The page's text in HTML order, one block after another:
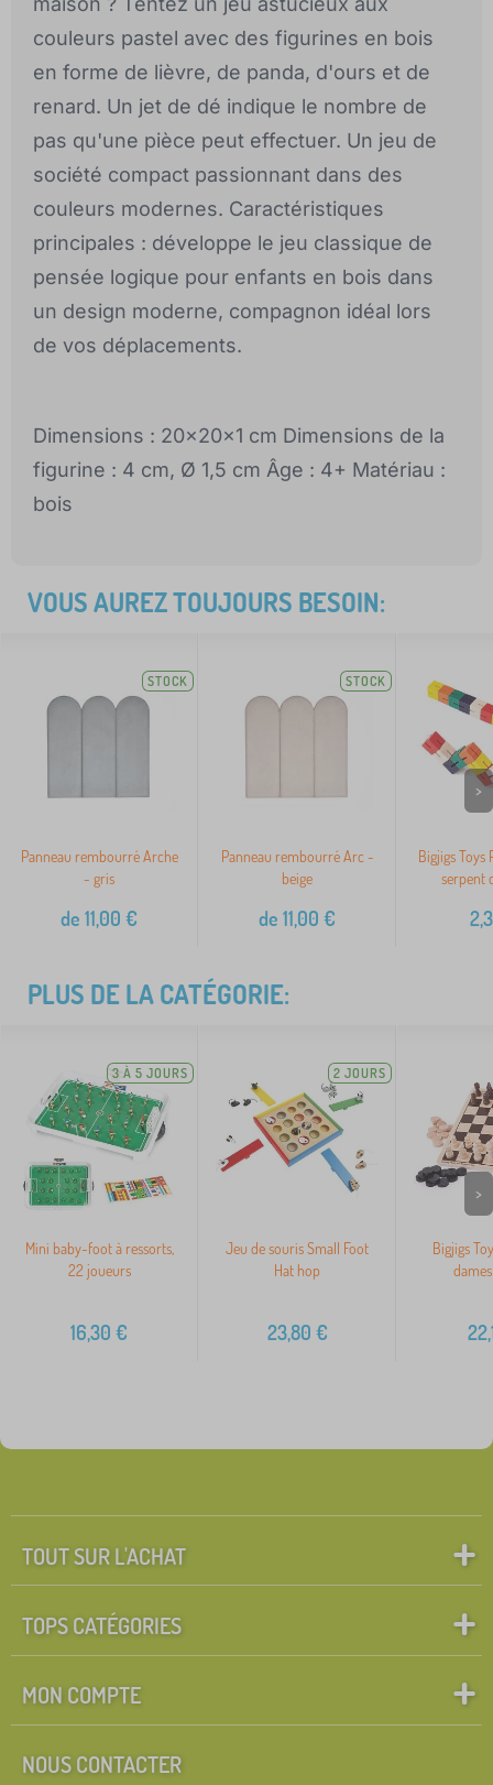
couleurs pastel avec des figurines en bois
en forme de lièvre, de panda, d'ours et de
renard. Un jet de dé indique le nombre de
pas qu'une pièce peut effectuer. Un jeu de
société compact passionnant dans des
couleurs modernes. Caractéristiques
principales : développe le jeu classique de
pensée logique pour enfants en bois dans
un design moderne, compagnon idéal lors
de vos déplacements.
Dimensions : 20x20x1 cm Dimensions de la
figurine : 4 cm, Ø 1,5 cm Âge : 4+ Matériau :
bois
VOUS AUREZ TOUJOURS BESOIN:
STOCK
Panneau rembourré Arche
- gris
de 11,00 €
STOCK
Panneau rembourré Arc -
beige
de 11,00 €
Bigjigs Toys
serpent
>
PLUS DE LA CATÉGORIE:
3 À 5 JOURS
Mini baby-foot à ressorts,
22 joueurs
16,30 €
2 JOURS
Jeu de souris Small Foot
Hat hop
23,80 €
Bigjigs
>
TOUT SUR L'ACHAT
TOPS CATÉGORIES
MON COMPTE
NOUS CONTACTER